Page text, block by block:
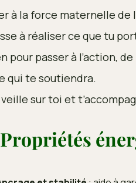
à la force maternelle
à réaliser ce que tu
pour passer à
qui te soutiendra.
sur toi et
Propriétés